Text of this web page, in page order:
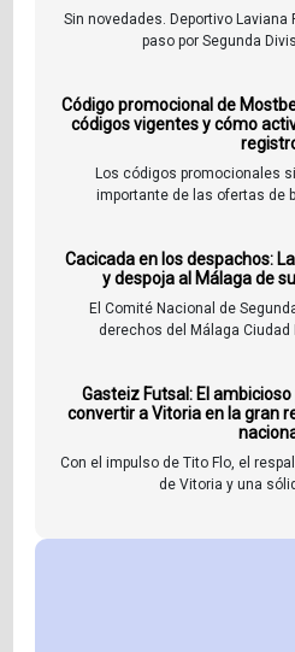
Sin novedades. Deportivo Laviana
paso por Segunda
Código promocional de
códigos vigentes y cómo
Los códigos promocionales
importante de las ofertas de
Cacicada en los despachos:
y despoja al Málaga de
El Comité Nacional de
derechos del Málaga Ciudad
Gasteiz Futsal: El
convertir a Vitoria en la gran
Con el impulso de Tito Flo, el
de Vitoria y una